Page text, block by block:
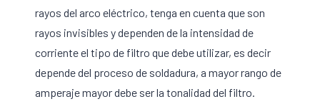
rayos del arco eléctrico, tenga en cuenta que son
rayos invisibles y dependen de la intensidad de
corriente el tipo de filtro que debe utilizar, es decir
depende del proceso de soldadura, a mayor rango de
amperaje mayor debe ser la tonalidad del filtro.